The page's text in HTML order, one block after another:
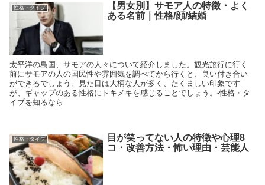
性格・タイプ
【男女別】サモア人の特徴・よく
ある名前｜性格/顔/結婚
太平洋の島国、サモアの人々について紹介しました。観光旅行に行く
前にサモアの人の国民性や雰囲気を調べてから行くと、良い付き合い
ができるでしょう。見た目は大柄な人が多く、たくましい印象です
が、ギャップのある性格にトキメキを感じることでしょう。-性格・タ
イプを知るなら
性格・タイプ
目が笑ってない人の特徴や心理8
コ・改善方法・怖い理由・芸能人